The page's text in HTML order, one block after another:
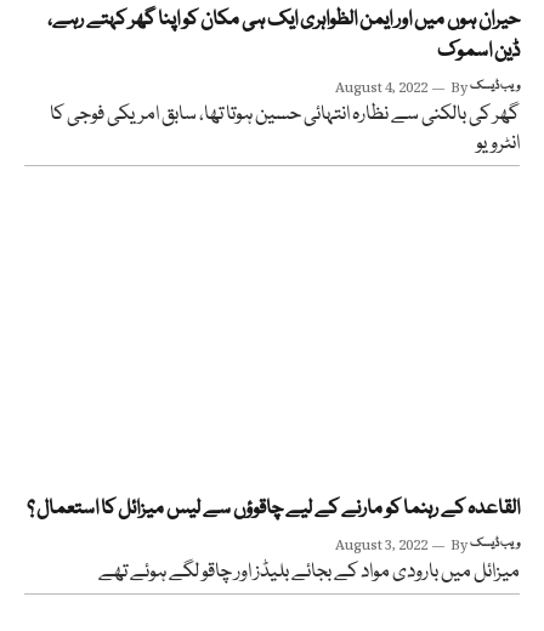
حیران ہوں میں اور ایمن الظواہری ایک ہی مکان کو اپنا گھر کہتے رہے،
ڈین اسموک
August 4, 2022 Byویب ڈیسک
گھر کی بالکنی سے نظارہ انتہائی حسین ہوتا تھا، سابق امریکی فوجی کا
انٹرویو
القاعدہ کے رہنما کو مارنے کے لیے چاقوؤں سے لیس میزائل کا استعمال ؟
August 3, 2022 Byویب ڈیسک
میزائل میں بارودی مواد کے بجائے بلیڈز اور چاقو لگے ہوئے تھے